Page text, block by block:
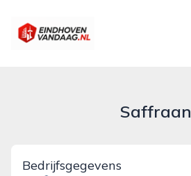
eindhovenvandaag.nl
Saffraan
Bedrijfsgegevens